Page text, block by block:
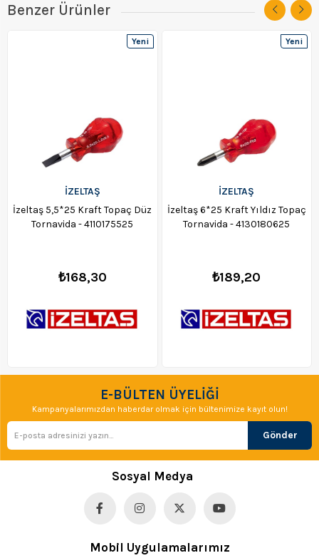
Benzer Ürünler
İZELTAŞ
İzeltaş 5,5*25 Kraft Topaç Düz
Tornavida - 4110175525
₺168,30
Yeni
İZELTAŞ
İzeltaş 6*25 Kraft Yıldız Topaç
Tornavida - 4130180625
₺189,20
Yeni
E-BÜLTEN ÜYELİĞİ
Kampanyalarımızdan haberdar olmak için bültenimize kayıt olun!
Gönder
Sosyal Medya
Mobil Uygulamalarımız